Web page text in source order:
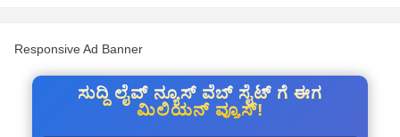
Responsive Ad Banner
ಸುದ್ದಿ ಲೈವ್ ನ್ಯೂಸ್ ವೆಬ್ ಸೈಟ್ ಗೆ ಈಗ
ಮಿಲಿಯನ್ ವ್ಯೂಸ್!